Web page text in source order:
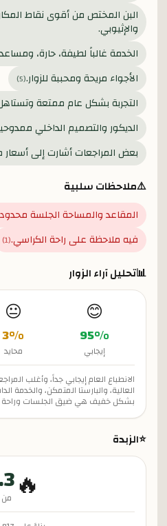
البن المختص من أقوى نقاط
والإثيوبي.
الخدمة غالباً لطيفة، حارة،
الأجواء مريحة ومحببة للزوار.(
5
)
التجربة بشكل عام ممتعة
الديكور والتصميم الداخلي
بعض المراجعات أشارت إلى أسعار
⚠️ملاحظات سلبية
المقاعد والمساحة الجلسة
فيه ملاحظة على راحة الكراسي.(
1
)
📊تحليل آراء الزوار
😊
95%
إيجابي
😐
3%
محايد
الانطباع العام إيجابي جداً، وأغلب
العالية، والبارستا المتمكن، والخدمة
بشكل خفيف هي ضيق الجلسات وراحة
⭐الزبدة
🔥 من 10